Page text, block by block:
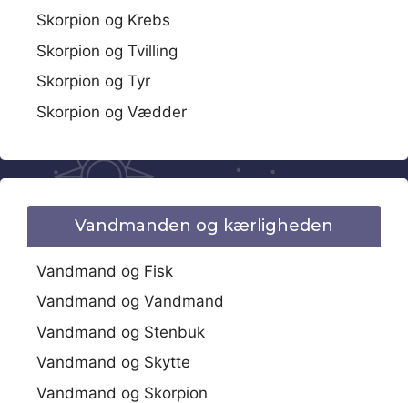
Skorpion og Krebs
Skorpion og Tvilling
Skorpion og Tyr
Skorpion og Vædder
Vandmanden og kærligheden
Vandmand og Fisk
Vandmand og Vandmand
Vandmand og Stenbuk
Vandmand og Skytte
Vandmand og Skorpion